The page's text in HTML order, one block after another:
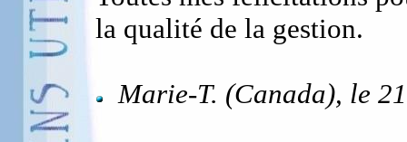
la qualité de la gestion.
Marie-T. (Canada), le